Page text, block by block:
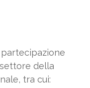
della
tra cui: